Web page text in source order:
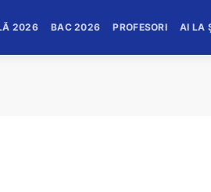
2026 BAC 2026 PROFESORI AI LA